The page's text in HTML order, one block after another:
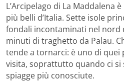
L’Arcipelago di La Maddalena
più belli d’Italia. Sette isole
fondali incontaminati nel nord
minuti di traghetto da Palau.
tende a tornarci: è uno di quei
visita, soprattutto quando ci si
spiagge più conosciute.